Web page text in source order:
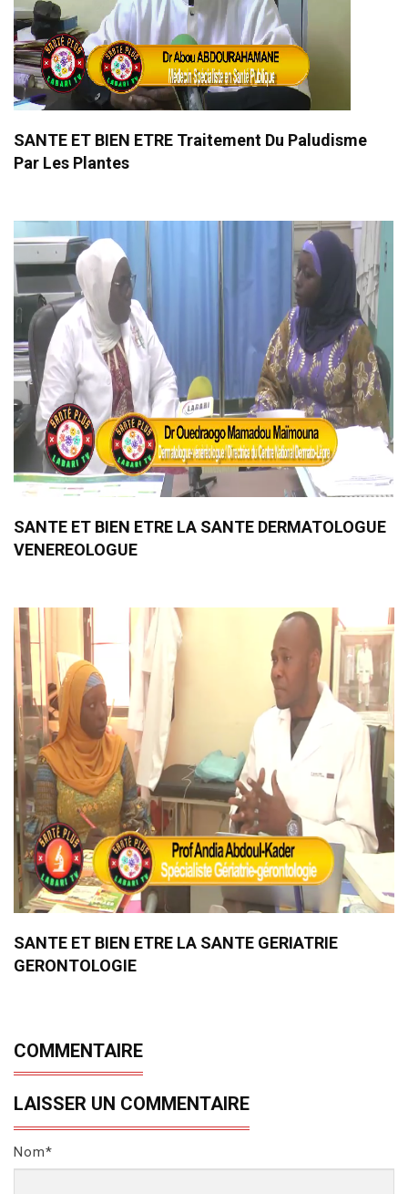
SANTE ET BIEN ETRE Traitement Du Paludisme
Par Les Plantes
SANTE ET BIEN ETRE LA SANTE DERMATOLOGUE
VENEREOLOGUE
SANTE ET BIEN ETRE LA SANTE GERIATRIE
GERONTOLOGIE
COMMENTAIRE
LAISSER UN COMMENTAIRE
Nom*